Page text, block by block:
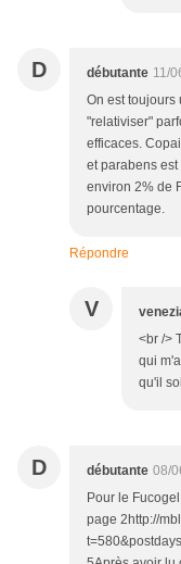
D débutante 11/
On est toujours
"relativiser"
efficaces.
et parabens
environ 2% de
pourcentage.
Répondre
V
<br />
qui
qu'il
D débutante 08/
Pour le
page 2http://